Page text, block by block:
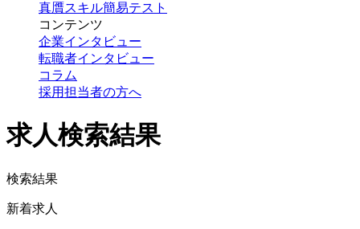
真贋スキル簡易テスト
コンテンツ
企業インタビュー
転職者インタビュー
コラム
採用担当者の方へ
求人検索結果
検索結果
新着求人